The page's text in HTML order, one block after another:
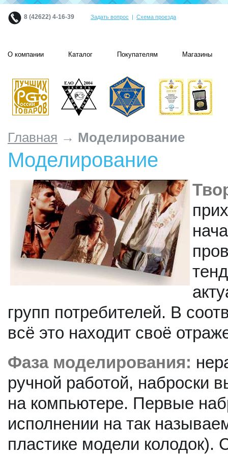
8 (42622) 4-16-39 Задать вопрос | Схема проезда
О компании Каталог Покупателям Магазины
Главная → Моделирование
Моделирование
групп потребителей. В
всё это находит своё
Фаза моделирования:
ручной работой, наброски
на компьютере. Первые
исполнении на так
пластике модели